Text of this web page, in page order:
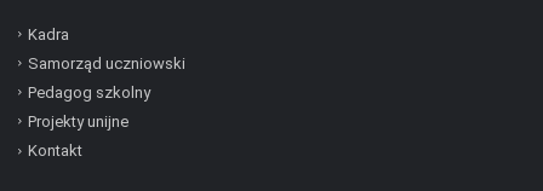
Kadra
Samorząd uczniowski
Pedagog szkolny
Projekty unijne
Kontakt